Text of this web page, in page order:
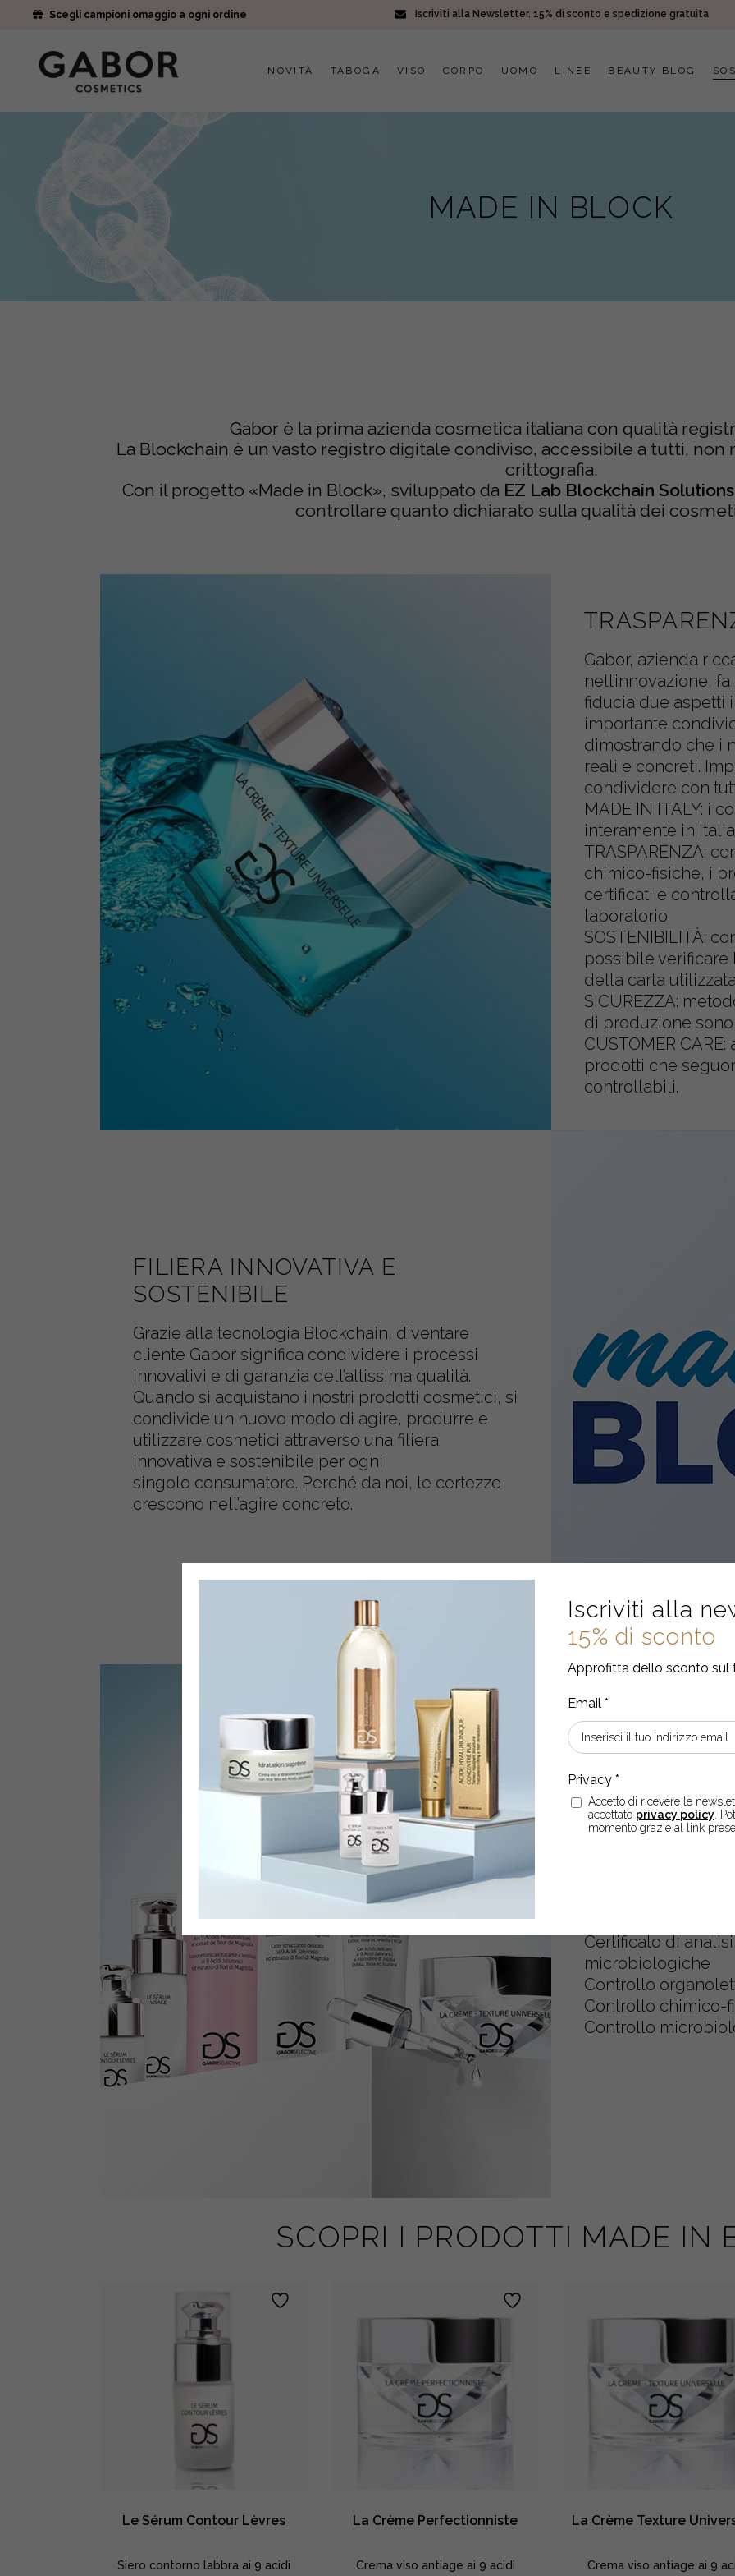
Iscriviti alla
15% di sconto
Approfitta dello sconto sul
Accetto di ricevere le
accettato privacy policy .
momento grazie al link
Scegli campioni omaggio a ogni ordine Iscriviti alla Newsletter. 15% di sconto e spedizione gratuita
NOVITÀ TABOGA VISO CORPO UOMO LINEE BEAUTY BLOG
MADE IN BLOCK
Gabor è la prima azienda cosmetica italiana con qualità
La Blockchain è un vasto registro digitale condiviso, accessibile a tutti, non
crittografia.
Con il progetto «Made in Block», sviluppato da EZ Lab Blockchain Solutions
controllare quanto dichiarato sulla qualità dei
Gabor, azienda
nell’innovazione,
fiducia due aspetti
importante
dimostrando che i
reali e concreti.
condividere con
MADE IN ITALY: i
interamente in Italia
TRASPARENZA:
chimico-fisiche, i
certificati e
laboratorio
SOSTENIBILITÀ:
possibile verificare
della carta
SICUREZZA:
di produzione
CUSTOMER
prodotti che
controllabili.
FILIERA INNOVATIVA E
SOSTENIBILE
Grazie alla tecnologia Blockchain, diventare
cliente Gabor significa condividere i processi
innovativi e di garanzia dell’altissima qualità.
Quando si acquistano i nostri prodotti cosmetici, si
condivide un nuovo modo di agire, produrre e
utilizzare cosmetici attraverso una filiera
innovativa e sostenibile per ogni
singolo consumatore. Perché da noi, le certezze
crescono nell’agire concreto.
MADE IN
9 Acides
cosmetica italiana
Blockchain.
Controllo di
Certificato di
microbiologiche
Controllo
Controllo chimico-
Controllo
SCOPRI I PRODOTTI MADE IN
Le Sérum Contour Lèvres
Siero contorno labbra ai 9 acidi
La Crème Perfectionniste
Crema viso antiage ai 9 acidi
La Crème Texture
Crema viso antiage ai 9